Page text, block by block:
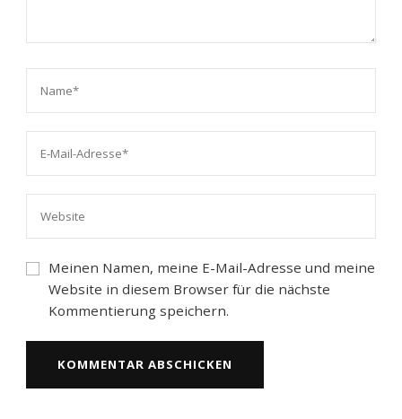
Meinen Namen, meine E-Mail-Adresse und meine
Website in diesem Browser für die nächste
Kommentierung speichern.